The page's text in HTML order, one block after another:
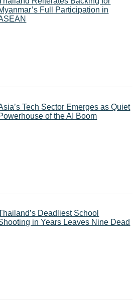
Full Participation in
Tech Sector Emerges as Quiet
of the AI Boom
Deadliest School
in Years Leaves Nine Dead